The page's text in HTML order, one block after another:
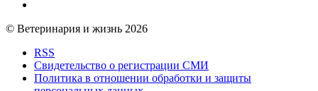
© Ветеринария и жизнь 2026
RSS
Свидетельство о регистрации СМИ
Политика в отношении обработки и защиты